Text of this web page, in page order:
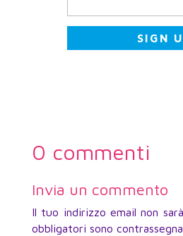
0 commenti
Invia un commento
Il tuo indirizzo email non
obbligatori sono